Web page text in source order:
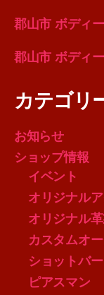
郡山市 ボディ
郡山市 ボディ
カテゴリ
お知らせ
ショップ情報
イベント
オリジナル
オリジナル
カスタムオ
ショットバー
ピアスマン